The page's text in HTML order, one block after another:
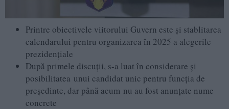
Printre obiectivele viitorului Guvern este și stablitarea
calendarului pentru organizarea în 2025 a alegerile
prezidențiale
După primele discuții, s-a luat în considerare și
posibilitatea unui candidat unic pentru funcția de
președinte, dar până acum nu au fost anunțate nume
concrete